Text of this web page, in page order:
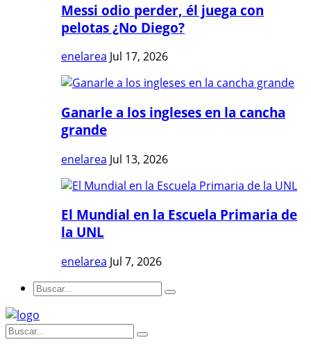
Messi odio perder, él juega con
pelotas ¿No Diego?
enelarea Jul 17, 2026
Ganarle a los ingleses en la cancha
grande
enelarea Jul 13, 2026
El Mundial en la Escuela Primaria de
la UNL
enelarea Jul 7, 2026